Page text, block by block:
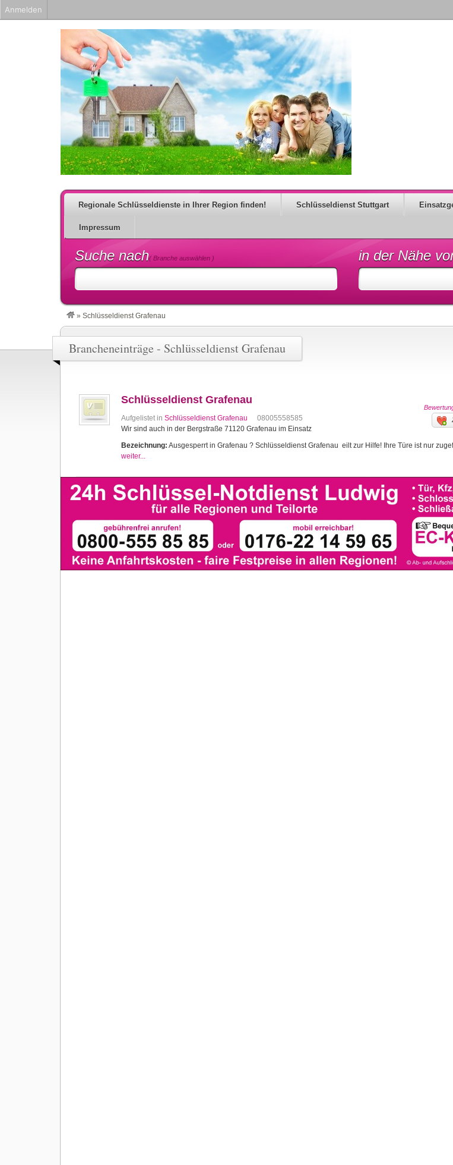
Regionale Schlüsseldienste in Ihrer Region finden! Schlüsseldienst Stuttgart
Impressum
Suche nach( Branche auswählen ) in der Nähe
» Schlüsseldienst Grafenau
Brancheneinträge - Schlüsseldienst Grafenau
Schlüsseldienst Grafenau
Aufgelistet in Schlüsseldienst Grafenau
08005558585
Wir sind auch in der Bergstraße 71120 Grafenau im Einsatz
Bezeichnung: Ausgesperrt in Grafenau ? Schlüsseldienst Grafenau eilt zur Hilfe! Ihre Türe ist nur
weiter...
Anmelden